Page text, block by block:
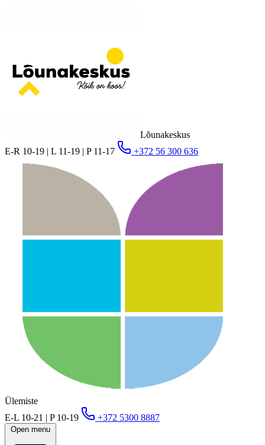
Lõunakeskus
E-R 10-19 | L 11-19 | P 11-17
+372 56 300 636
Ülemiste
E-L 10-21 | P 10-19
+372 5300 8887
Open menu